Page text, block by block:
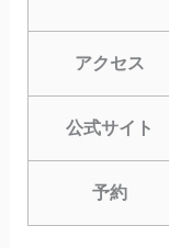
アクセス
公式サイト
予約